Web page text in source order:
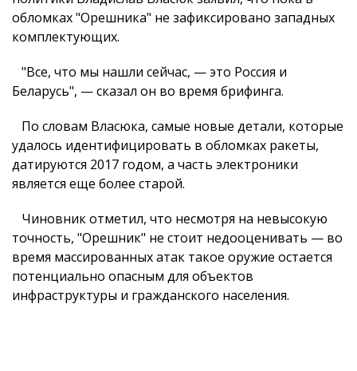
обломках "Орешника" не зафиксировано западных
комплектующих.
"Все, что мы нашли сейчас, — это Россия и
Беларусь", — сказал он во время брифинга.
По словам Власюка, самые новые детали, которые
удалось идентифицировать в обломках ракеты,
датируются 2017 годом, а часть электроники
является еще более старой.
Чиновник отметил, что несмотря на невысокую
точность, "Орешник" не стоит недооценивать — во
время массированных атак такое оружие остается
потенциально опасным для объектов
инфраструктуры и гражданского населения.